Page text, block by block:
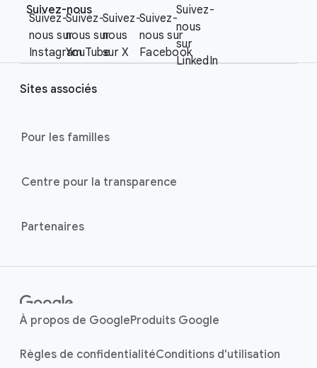
e
o
c
l
d
e
Suivez-nous
Suivez-
nous sur
Instagram
Suivez-
nous sur
YouTube
Suivez-
nous
sur X
Suivez-
nous sur
Facebook
Suivez-
nous
sur
LinkedIn
Sites associés
Pour les familles
Centre pour la transparence
Partenaires
À propos de GoogleProduits Google
Règles de confidentialitéConditions d'utilisation